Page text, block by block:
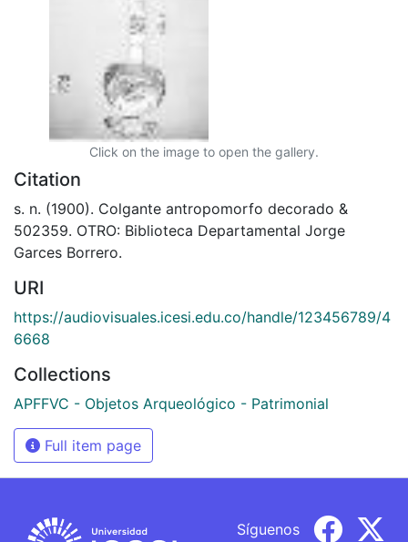
Click on the image to open the gallery.
Citation
s. n. (1900). Colgante antropomorfo decorado &
502359. OTRO: Biblioteca Departamental Jorge
Garces Borrero.
URI
https://audiovisuales.icesi.edu.co/handle/123456789/4
6668
Collections
APFFVC - Objetos Arqueológico - Patrimonial
Full item page
Síguenos